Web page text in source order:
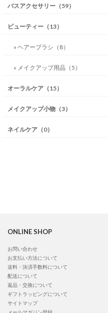
バスアクセサリー（59）
ビューティー（13）
» ヘアーブラシ（8）
» メイクアップ用品（5）
オーラルケア（15）
メイクアップ小物（3）
ネイルケア（0）
ONLINE SHOP
お問い合わせ
お支払い方法について
送料・決済手数料について
配送について
返品・交換について
ギフトラッピングについて
サイトマップ